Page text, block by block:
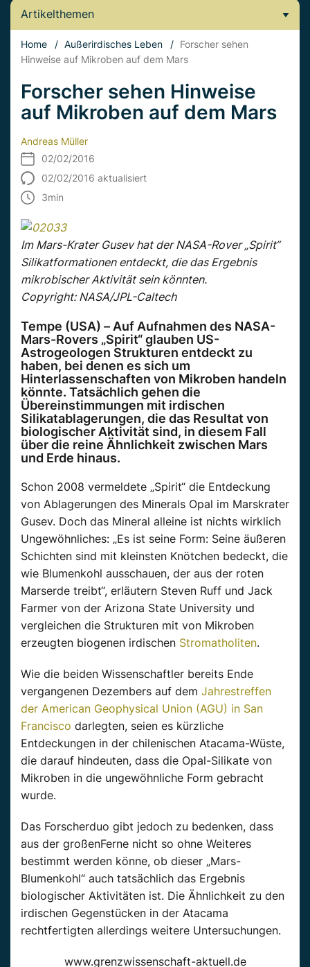
Artikelthemen
Home / Außerirdisches Leben / Forscher sehen
Hinweise auf Mikroben auf dem Mars
Forscher sehen Hinweise
auf Mikroben auf dem Mars
Andreas Müller
02/02/2016
02/02/2016 aktualisiert
3min
Im Mars-Krater Gusev hat der NASA-Rover „Spirit“
Silikatformationen entdeckt, die das Ergebnis
mikrobischer Aktivität sein könnten.
Copyright: NASA/JPL-Caltech
Tempe (USA) – Auf Aufnahmen des NASA-
Mars-Rovers „Spirit“ glauben US-
Astrogeologen Strukturen entdeckt zu
haben, bei denen es sich um
Hinterlassenschaften von Mikroben handeln
könnte. Tatsächlich gehen die
Übereinstimmungen mit irdischen
Silikatablagerungen, die das Resultat von
biologischer Aktivität sind, in diesem Fall
über die reine Ähnlichkeit zwischen Mars
und Erde hinaus.
Schon 2008 vermeldete „Spirit“ die Entdeckung
von Ablagerungen des Minerals Opal im Marskrater
Gusev. Doch das Mineral alleine ist nichts wirklich
Ungewöhnliches: „Es ist seine Form: Seine äußeren
Schichten sind mit kleinsten Knötchen bedeckt, die
wie Blumenkohl ausschauen, der aus der roten
Marserde treibt“, erläutern Steven Ruff und Jack
Farmer von der Arizona State University und
vergleichen die Strukturen mit von Mikroben
erzeugten biogenen irdischen Stromatholiten.
Wie die beiden Wissenschaftler bereits Ende
vergangenen Dezembers auf dem Jahrestreffen
der American Geophysical Union (AGU) in San
Francisco darlegten, seien es kürzliche
Entdeckungen in der chilenischen Atacama-Wüste,
die darauf hindeuten, dass die Opal-Silikate von
Mikroben in die ungewöhnliche Form gebracht
wurde.
Das Forscherduo gibt jedoch zu bedenken, dass
aus der großenFerne nicht so ohne Weiteres
bestimmt werden könne, ob dieser „Mars-
Blumenkohl“ auch tatsächlich das Ergebnis
biologischer Aktivitäten ist. Die Ähnlichkeit zu den
irdischen Gegenstücken in der Atacama
rechtfertigten allerdings weitere Untersuchungen.
www.grenzwissenschaft-aktuell.de